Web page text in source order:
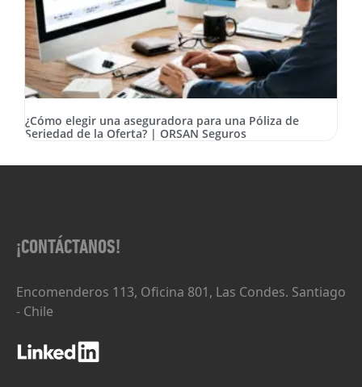
¿Cómo elegir una aseguradora para una Póliza de
Seriedad de la Oferta? | ORSAN Seguros
¡CONTÁCTANOS!
Encomenderos 113, Oficina 801, Las Condes. Santiago
- Chile